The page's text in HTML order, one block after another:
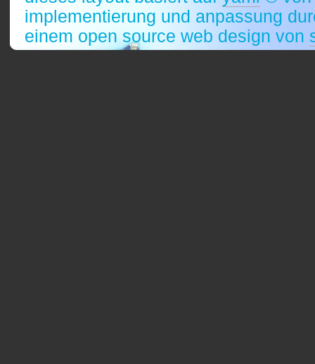
implementierung und anpassung
einem open source web design von